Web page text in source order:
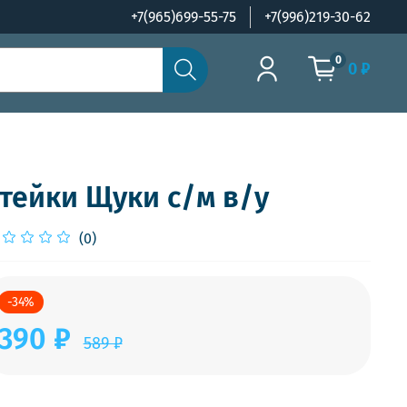
+7(965)699-55-75 +7(996)219-30-62
0 0 ₽
Щуки с/м в/у
(0)
-34%
₽ 589 ₽